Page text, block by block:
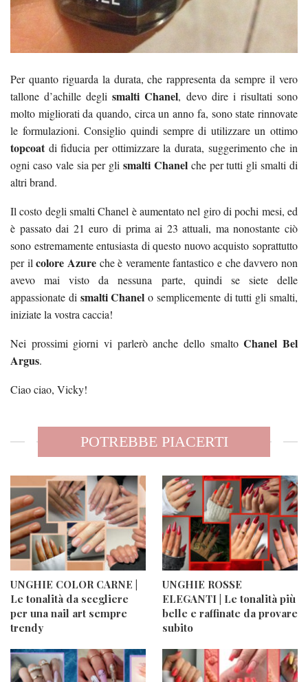
Per quanto riguarda la durata, che rappresenta da sempre il vero
tallone d’achille deglismalti Chanel, devo dire i risultati sono
molto migliorati da quando, circa un anno fa, sono state rinnovate
le formulazioni. Consiglio quindi sempre di utilizzare un ottimo
topcoat di fiducia per ottimizzare la durata, suggerimento che in
ogni caso vale sia per glismalti Chanelche per tutti gli smalti di
altri brand.
Il costo degli smalti Chanel è aumentato nel giro di pochi mesi, ed
è passato dai 21 euro di prima ai 23 attuali, ma nonostante ciò
sono estremamente entusiasta di questo nuovo acquisto soprattutto
per ilcolore Azureche è veramente fantastico e che davvero non
avevo mai visto da nessuna parte, quindi se siete delle
appassionate di smalti Chanel o semplicemente di tutti gli smalti,
iniziate la vostra caccia!
Nei prossimi giorni vi parlerò anche dello smaltoChanel Bel
Argus.
Ciao ciao, Vicky!
POTREBBE PIACERTI
UNGHIE COLOR CARNE |
Le tonalità da scegliere
per una nail art sempre
trendy
UNGHIE ROSSE
ELEGANTI | Le tonalità più
belle e raffinate da provare
subito